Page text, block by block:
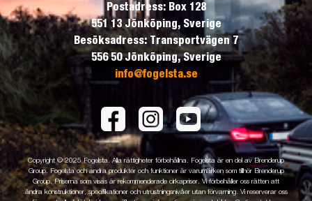
Postadress: Box 128
551 13 Jönköping, Sverige
Besöksadress: Transportvägen 7
556 50 Jönköping, Sverige
info@fogelsta.se
Copyright © 2025 Fogelsta. Alla rättigheter förbehållna. Fogelsta är en del av Brenderup
Group. Fogelsta och andra produkter och funktioner är varumärken som tillhör Brenderup
Group. Priserna som visas är rekommenderade cirkapriser. Vi förbehåller oss rätten att
ändra konstruktioner, specifikationer och utrustningsnivåer utan förvarning. Vi reserverar oss